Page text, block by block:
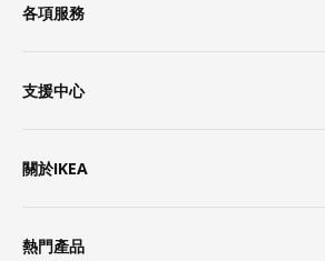
各項服務
支援中心
關於IKEA
熱門產品